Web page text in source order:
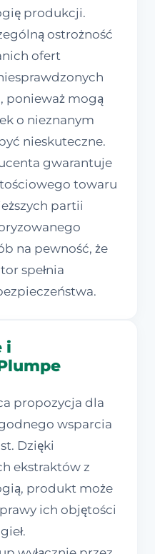
produkcji.
ostrożność
ofert
ponieważ mogą
o nieznanym
nieskuteczne.
gwarantuje
towaru
partii
na pewność, że
spełnia
i
propozycja dla
wsparcia
Dzięki
ekstraktów z
produkt może
ich objętości